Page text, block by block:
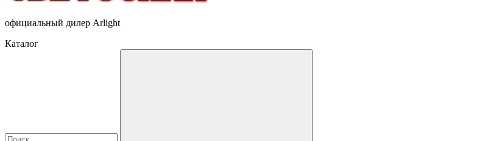
официальный дилер Arlight
Каталог